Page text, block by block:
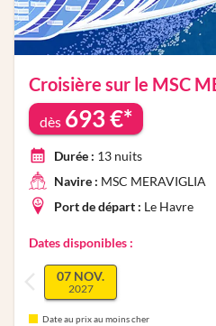
Croisière sur le MSC
dès 693€*
Durée : 13 nuits
Navire : MSC MERAVIGLIA
Port de départ : Le Havre
Dates disponibles :
07 NOV.
2027
Date au prix au moins cher